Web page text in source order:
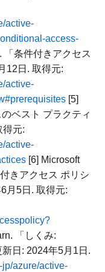
active-
access-
「条件付きアクセス
12日. 取得元:
active-
[5]
ベスト プラクティ
得元:
active-
[6] Microsoft
きアクセス ポリシ
月5日. 取得元:
「しくみ:
日: 2024年5月1日.
jp/azure/active-